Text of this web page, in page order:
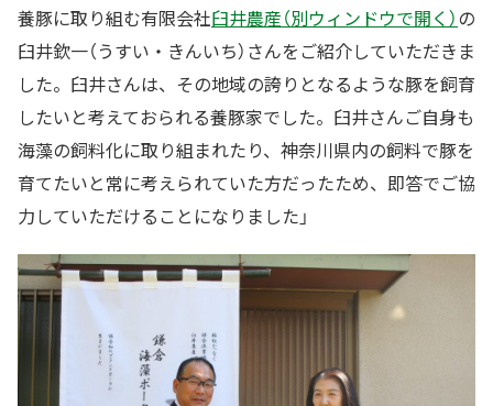
養豚に取り組む有限会社臼井農産（別ウィンドウで開く）の
臼井欽一（うすい・きんいち）さんをご紹介していただきま
した。臼井さんは、その地域の誇りとなるような豚を飼育
したいと考えておられる養豚家でした。臼井さんご自身も
海藻の飼料化に取り組まれたり、神奈川県内の飼料で豚を
育てたいと常に考えられていた方だったため、即答でご協
力していただけることになりました」